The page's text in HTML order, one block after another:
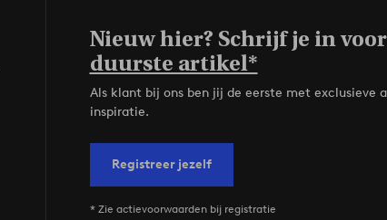
Nieuw hier? Schrijf je in voor
duurste artikel*
Als klant bij ons ben jij de eerste met exclusieve
inspiratie.
Registreer jezelf
* Zie actievoorwaarden bij registratie